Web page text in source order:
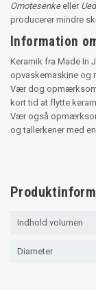
Omotesenkeeller
producerer mindre
Information
Keramik fra Made In
opvaskemaskine og
Vær dog
kort tid at flytte
Vær også
og tallerkener med
Indhold volumen
Diameter